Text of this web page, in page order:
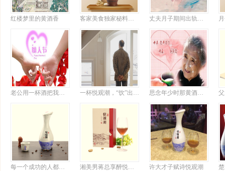
红楼梦里的黄酒香 客家美食独家秘料揭晓，想吃粤菜有它就够了 丈夫月子期间出轨，离婚后她学会了爱自己
老公用一杯酒把我搞定 一杯悦观潮，“饮”出半世情 思念年少时那黄酒飘香的日子
每一个成功的人都有自己的悦观潮情怀 湘美男蒋总享醉悦观潮诗意大发 许大才子赋诗悦观潮